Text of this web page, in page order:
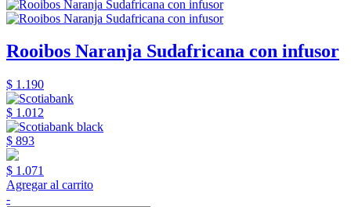
Rooibos Naranja Sudafricana con infusor
$ 1.190
$ 1.012
$ 893
$ 1.071
Agregar al carrito
-